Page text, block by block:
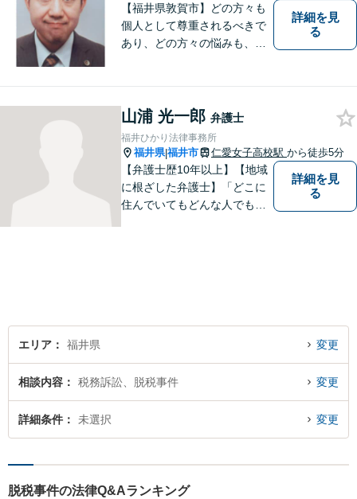
ださい。
【福井県敦賀市】どの方々も
個人として尊重されるべきで
あり、どの方々の悩みも、そ
識の壁も越えて、解決が図ら
れる必要があります。
詳細を見
る
山浦 光一郎 弁護士
福井ひかり法律事務所
福井県|福井市 仁愛女子高校駅 から徒歩5分
【弁護士歴10年以上】【地域
に根ざした弁護士】「どこに
住んでいてもどんな人でも等
す。
詳細を見
る
エリア 福井県 変更
相談内容 税務訴訟、脱税事件 変更
詳細条件 未選択 変更
脱税事件の法律Q&Aランキング